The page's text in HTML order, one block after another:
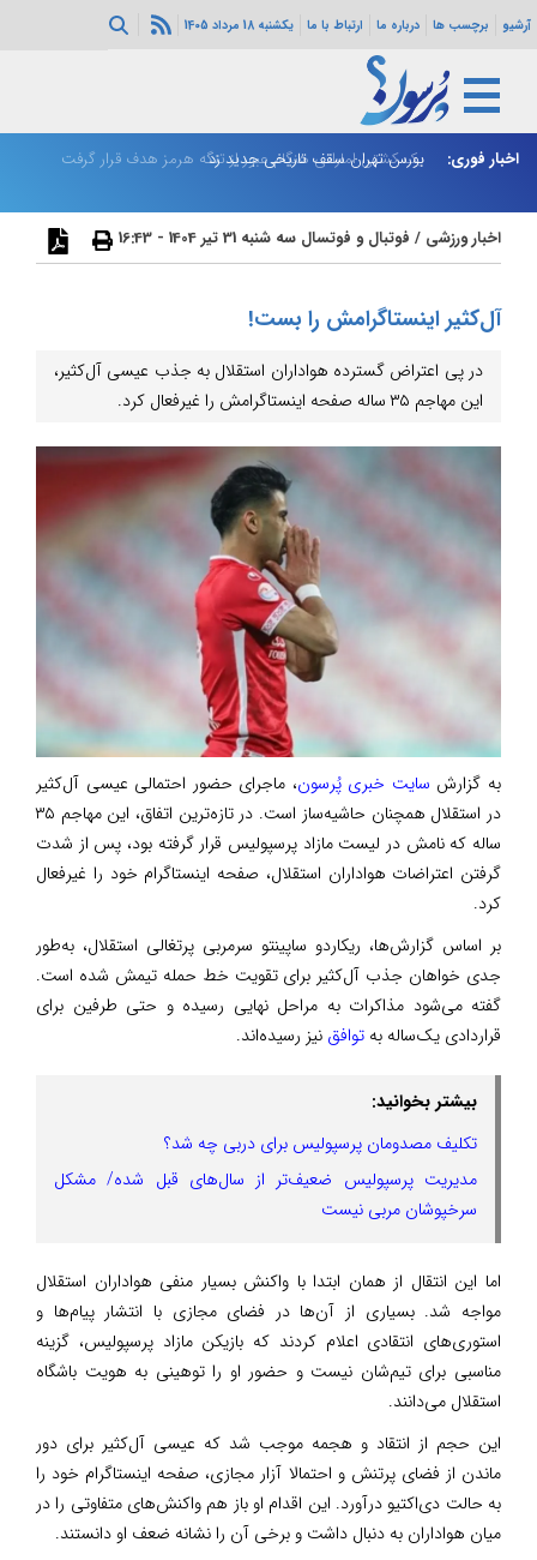
آرشیو برچسب ها درباره ما ارتباط با ما یکشنبه 18 مرداد 1405
اخبار فوری: یک کشتی اماراتی هنگام عبور از تنگه هرمز هدف قرار گرفت
بورس تهران سقف تاریخی جدید زد
اخبار ورزشی / فوتبال و فوتسال سه شنبه 31 تیر 1404 - 16:43
آل‌کثیر اینستاگرامش را بست!
در پی اعتراض گسترده هواداران استقلال به جذب عیسی آل‌کثیر،
این مهاجم ۳۵ ساله صفحه اینستاگرامش را غیرفعال کرد.
به گزارش سایت خبری پُرسون، ماجرای حضور احتمالی عیسی آل‌کثیر
در استقلال همچنان حاشیه‌ساز است. در تازه‌ترین اتفاق، این مهاجم ۳۵
ساله که نامش در لیست مازاد پرسپولیس قرار گرفته بود، پس از شدت
گرفتن اعتراضات هواداران استقلال، صفحه اینستاگرام خود را غیرفعال
کرد.
بر اساس گزارش‌ها، ریکاردو ساپینتو سرمربی پرتغالی استقلال، به‌طور
جدی خواهان جذب آل‌کثیر برای تقویت خط حمله تیمش شده است.
گفته می‌شود مذاکرات به مراحل نهایی رسیده و حتی طرفین برای
قراردادی یک‌ساله به توافق نیز رسیده‌اند.
بیشتر بخوانید:
تکلیف مصدومان پرسپولیس برای دربی چه شد؟
مدیریت پرسپولیس ضعیف‌تر از سال‌های قبل شده/ مشکل
سرخپوشان مربی نیست
اما این انتقال از همان ابتدا با واکنش بسیار منفی هواداران استقلال
مواجه شد. بسیاری از آن‌ها در فضای مجازی با انتشار پیام‌ها و
استوری‌های انتقادی اعلام کردند که بازیکن مازاد پرسپولیس، گزینه
مناسبی برای تیم‌شان نیست و حضور او را توهینی به هویت باشگاه
استقلال می‌دانند.
این حجم از انتقاد و هجمه موجب شد که عیسی آل‌کثیر برای دور
ماندن از فضای پرتنش و احتمالا آزار مجازی، صفحه اینستاگرام خود را
به حالت دی‌اکتیو درآورد. این اقدام او باز هم واکنش‌های متفاوتی را در
میان هواداران به دنبال داشت و برخی آن را نشانه ضعف او دانستند.